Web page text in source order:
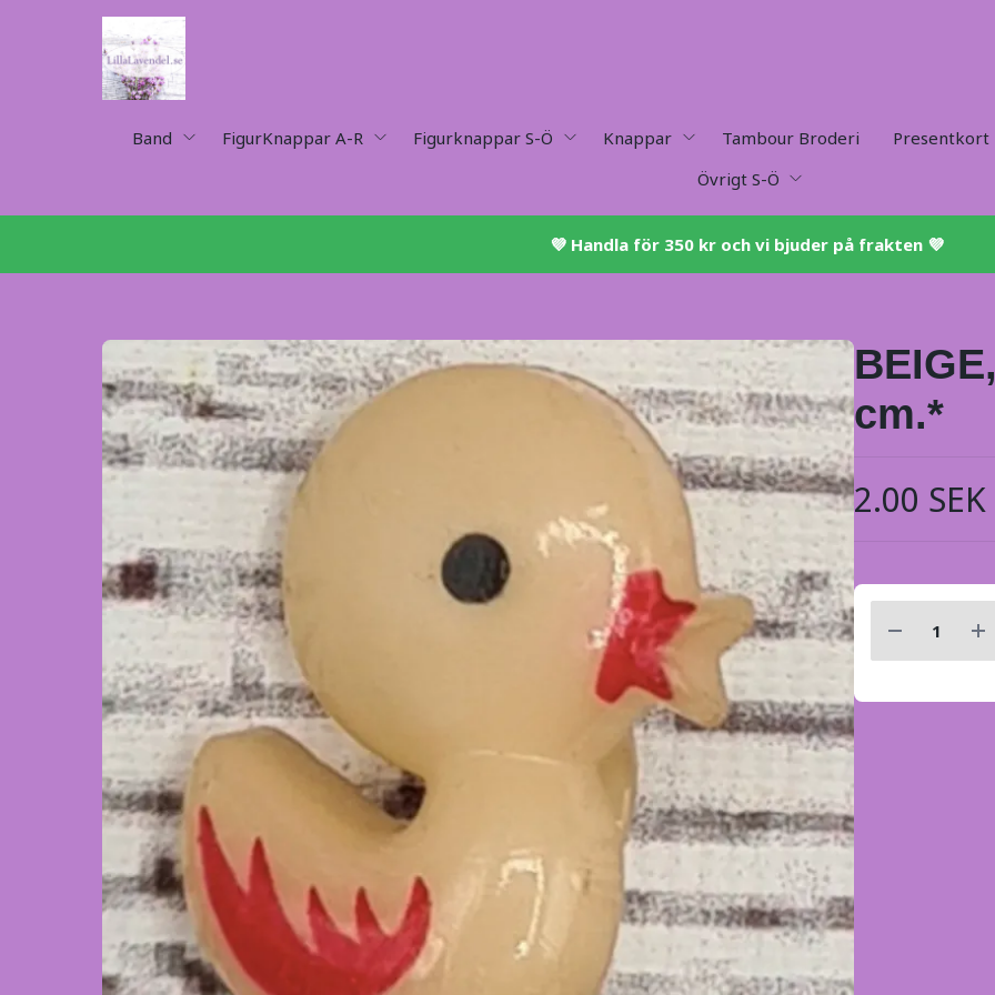
Band FigurKnappar A-R Figurknappar S-Ö Knappar Tambour Broderi Presentkort
Övrigt S-Ö
💜 ​Handla för 350 kr och vi bjuder på frakten 💜​
cm.*
2.00 SEK